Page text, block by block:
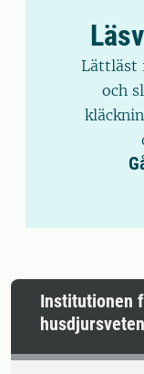
Lättläst
och
Institutionen